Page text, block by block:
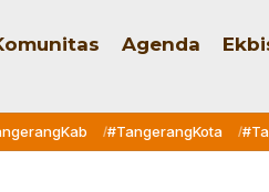
Agenda
#TangerangKota